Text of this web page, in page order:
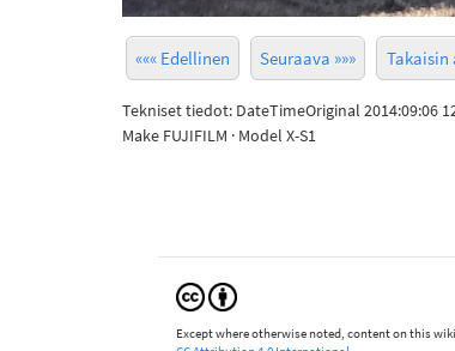
««« Edellinen Seuraava »»»
Tekniset tiedot: DateTimeOriginal 2014:09:06
Make FUJIFILM · Model X-S1
Except where otherwise noted, content on this